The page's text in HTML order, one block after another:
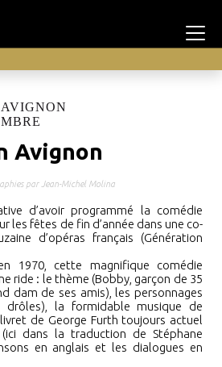
Avignon
par Jean-Michel Molina
d’avoir programmé la comédie
les fêtes de fin d’année dans une co-
d’opéras français (Génération
1970, cette magnifique comédie
ride : le thème (Bobby, garçon de 35
dam de ses amis), les personnages
drôles), la formidable musique de
de George Furth toujours actuel
dans la traduction de Stéphane
en anglais et les dialogues en